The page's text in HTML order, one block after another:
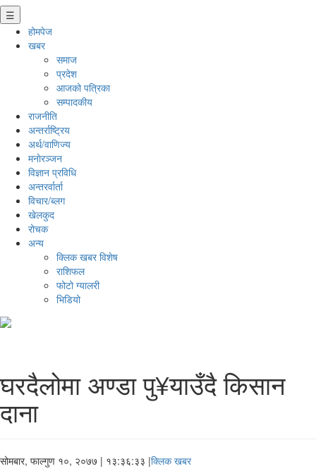
☰
होमपेज
खबर
समाज
प्रदेश
आजको पत्रिका
सम्पादकीय
राजनीति
अन्तर्राष्ट्रिय
अर्थ/वाणिज्य
मनाेरञ्जन
विज्ञान प्रविधि
अन्तरर्वार्ता
विचार/ब्लग
खेलकुद
रोचक
अन्य
क्लिक खबर विशेष
राशिफल
फोटो ग्यालरी
भिडियो
घरदैलोमा अण्डा पु¥याउँदै किसान
दाना
सोमबार, फाल्गुण १०, २०७७ | १३:३६:३३ |क्लिक खबर